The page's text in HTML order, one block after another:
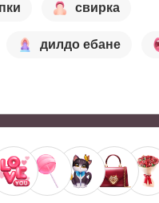
свирка
дилдо ебане